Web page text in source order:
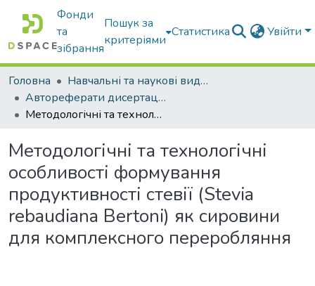
Фонди
та
зібрання
Пошук за
критеріями
Статистика Увійти
Головна
Навчальні та наукові видання
Автореферати дисертацій та дисертації
Методологічні та технологічні особливості формування продуктивності стевії (Stevia rebaudiana Bertoni) як сировини для комплексного переробляння
Методологічні та технологічні
особливості формування
продуктивності стевії (Stevia
rebaudiana Bertoni) як сировини
для комплексного переробляння